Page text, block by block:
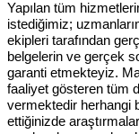
Yapılan tüm
istediğimiz;
ekipleri tarafından
belgelerin ve gerçek
garanti etmekteyiz.
faaliyet gösteren tüm
vermektedir herhangi
ettiğinizde